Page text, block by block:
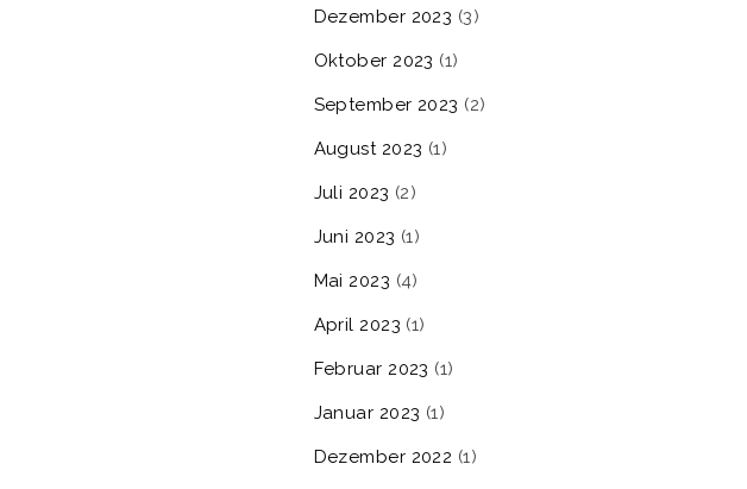
Dezember 2023 (3)
Oktober 2023 (1)
September 2023 (2)
August 2023 (1)
Juli 2023 (2)
Juni 2023 (1)
Mai 2023 (4)
April 2023 (1)
Februar 2023 (1)
Januar 2023 (1)
Dezember 2022 (1)